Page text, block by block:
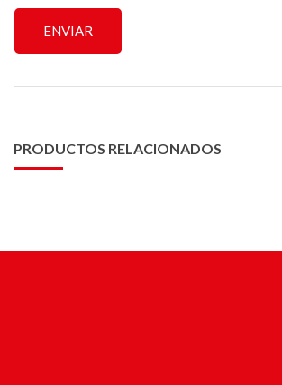
PRODUCTOS RELACIONADOS